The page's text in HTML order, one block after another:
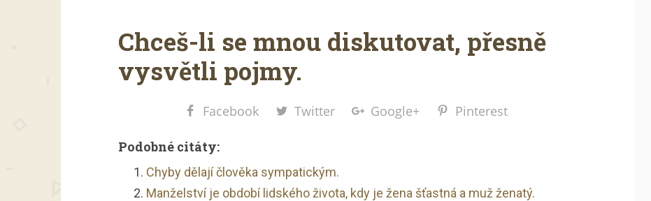
Chceš-li se mnou diskutovat, přesně
vysvětli pojmy.
Facebook Twitter Google+ Pinterest
Podobné citáty:
Chyby dělají člověka sympatickým.
Manželství je období lidského života, kdy je žena šťastná a muž ženatý.